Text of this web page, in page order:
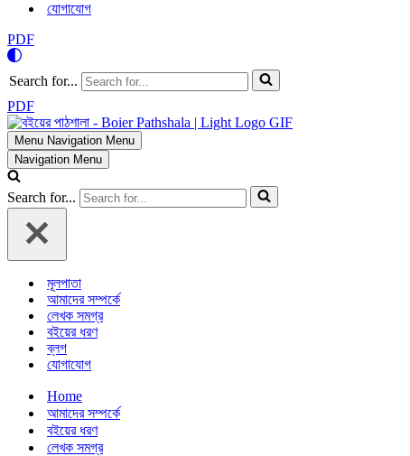
যোগাযোগ
PDF
Search for...
PDF
Menu Navigation Menu
Navigation Menu
Search for...
মূলপাতা
আমাদের সম্পর্কে
লেখক সমগ্র
বইয়ের ধরণ
ব্লগ
যোগাযোগ
Home
আমাদের সম্পর্কে
বইয়ের ধরণ
লেখক সমগ্র